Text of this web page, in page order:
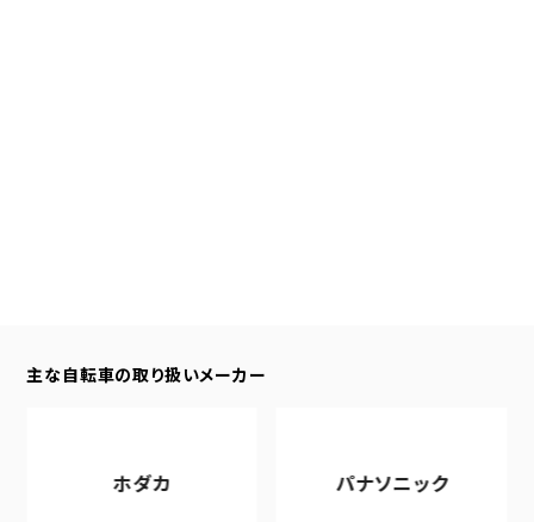
主な自転車の取り扱いメーカー
ホダカ パナソニック